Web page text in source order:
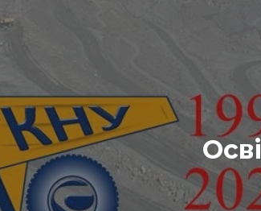
to main content